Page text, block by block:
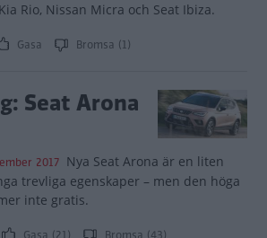
Rio, Nissan Micra och Seat Ibiza.
Gasa Bromsa (1)
Seat Arona
2017 Nya Seat Arona är en liten
trevliga egenskaper – men den höga
inte gratis.